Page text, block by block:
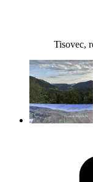
Tisovec,